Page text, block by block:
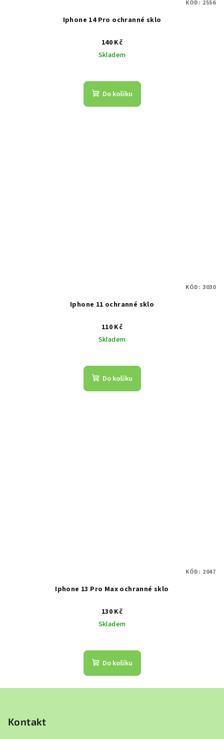
Iphone 14 Pro ochranné sklo
140 Kč
Skladem
Do košíku
KÓD: 2556
Iphone 11 ochranné sklo
110 Kč
Skladem
Do košíku
KÓD: 3030
Iphone 13 Pro Max ochranné sklo
130 Kč
Skladem
Do košíku
KÓD: 2047
Kontakt